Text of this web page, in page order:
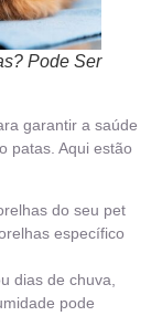
Pode Ser
garantir a saúde
patas. Aqui estão
do seu pet
específico
dias de chuva,
pode